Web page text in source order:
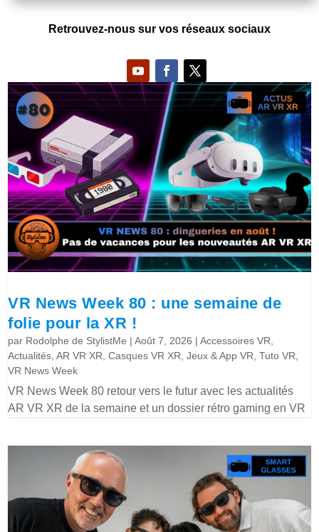
Retrouvez-nous sur vos réseaux sociaux
VR News Week 80 : une semaine de
folie pour la XR !
par Rodolphe de StylistMe |Août 7, 2026 |Accessoires VR
Actualités ,AR VR XR ,Casques VR XR ,Jeux & App VR ,Tuto VR
VR News Week
VR News Week 80 retour vers le futur avec les actualités
AR VR XR de la semaine et un dossier rétro gaming en VR